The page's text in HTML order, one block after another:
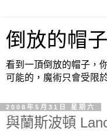
倒放的帽子
看到一頂倒放的帽子，
可能的，魔術只會受限
2008年5月31日 星期六
與蘭斯波頓